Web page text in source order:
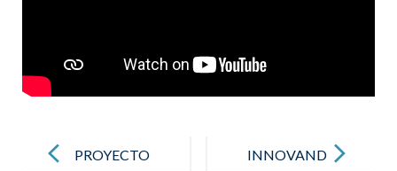
navigationPROYECTO
INNOVAND